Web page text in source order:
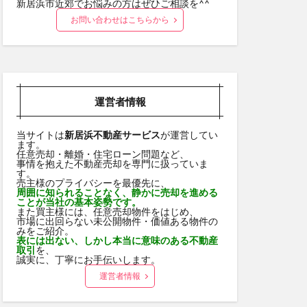
新居浜市近郊でお悩みの方はぜひご相談を^^
お問い合わせはこちらから
運営者情報
当サイトは新居浜不動産サービスが運営してい
ます。
任意売却・離婚・住宅ローン問題など、
事情を抱えた不動産売却を専門に扱っていま
す。
売主様のプライバシーを最優先に、
周囲に知られることなく、静かに売却を進める
ことが当社の基本姿勢です。
また買主様には、任意売却物件をはじめ、
市場に出回らない未公開物件・価値ある物件の
みをご紹介。
表には出ない、しかし本当に意味のある不動産
取引を、
誠実に、丁寧にお手伝いします。
運営者情報